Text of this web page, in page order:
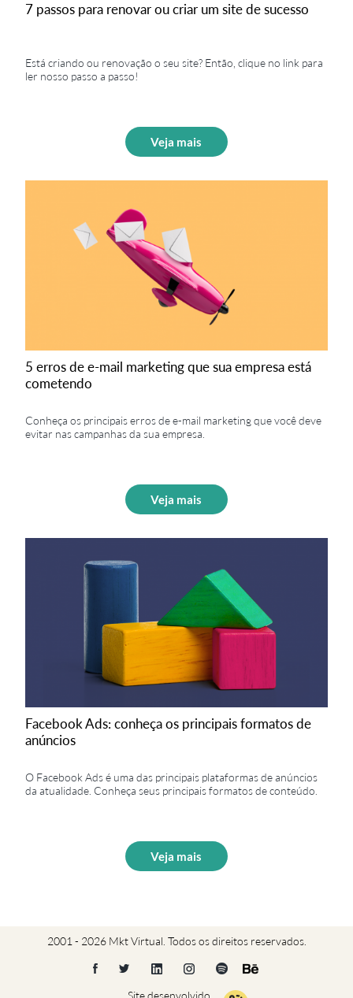
7 passos para renovar ou criar um site de sucesso
Está criando ou renovação o seu site? Então, clique no link para
ler nosso passo a passo!
Veja mais
5 erros de e-mail marketing que sua empresa está
cometendo
Conheça os principais erros de e-mail marketing que você deve
evitar nas campanhas da sua empresa.
Veja mais
Facebook Ads: conheça os principais formatos de
anúncios
O Facebook Ads é uma das principais plataformas de anúncios
da atualidade. Conheça seus principais formatos de conteúdo.
Veja mais
2001 - 2026 Mkt Virtual. Todos os direitos reservados.
Site desenvolvido